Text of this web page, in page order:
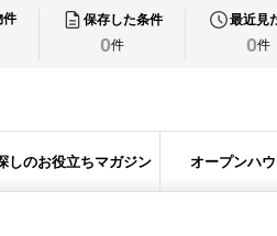
件 保存した条件
0件
最近見
0件
しのお役立ちマガジン オープンハ